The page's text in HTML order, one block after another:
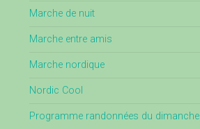
Marche de nuit
Marche entre amis
Marche nordique
Nordic Cool
Programme randonnées du dimanche